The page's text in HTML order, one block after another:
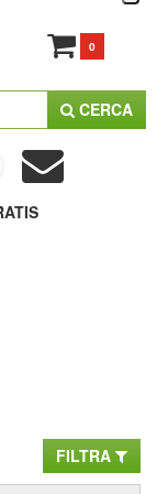
0
CERCA
FILTRA